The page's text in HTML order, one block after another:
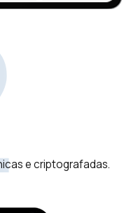
e criptografadas.